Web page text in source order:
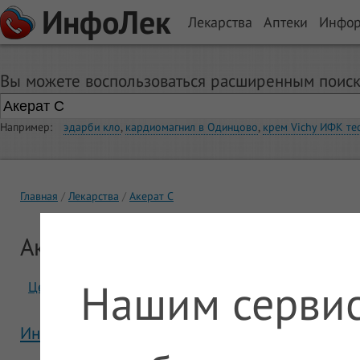
ИнфоЛек Лекарства Аптеки
Вы можете воспользоваться расширенным
Например: эдарби кло, кардиомагнил в Одинцово, крем Vichy ИФК
Главная Лекарства Акерат С
Акерат С
Цены Отзывы
Инструкция Акерат С
Нашим